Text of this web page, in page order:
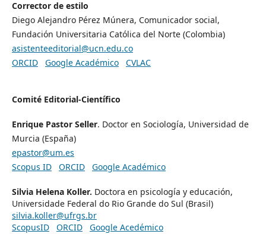
Corrector de estilo
Diego Alejandro Pérez Múnera, Comunicador social,
Fundación Universitaria Católica del Norte (Colombia)
asistenteeditorial@ucn.edu.co
ORCID
Google Académico CVLAC
Comité Editorial-Científico
Enrique Pastor Seller. Doctor en Sociología, Universidad de
Murcia (España)
epastor@um.es
Scopus ID
ORCID Google Académico
Silvia Helena Koller. Doctora en psicología y educación,
Universidade Federal do Rio Grande do Sul (Brasil)
silvia.koller@ufrgs.br
ScopusID
ORCID Google Acedémico